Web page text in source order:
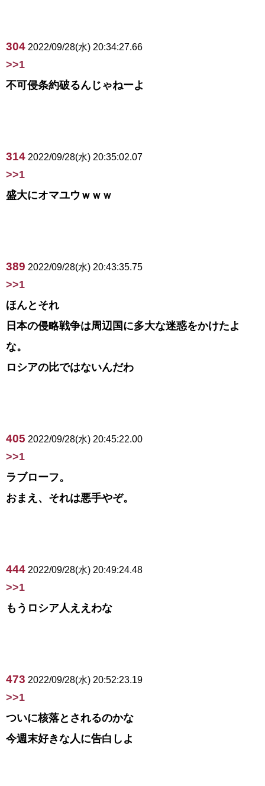
304 2022/09/28(水) 20:34:27.66
>>1
不可侵条約破るんじゃねーよ
314 2022/09/28(水) 20:35:02.07
>>1
盛大にオマユウｗｗｗ
389 2022/09/28(水) 20:43:35.75
>>1
ほんとそれ
日本の侵略戦争は周辺国に多大な迷惑をかけたよ
な。
ロシアの比ではないんだわ
405 2022/09/28(水) 20:45:22.00
>>1
ラブローフ。
おまえ、それは悪手やぞ。
444 2022/09/28(水) 20:49:24.48
>>1
もうロシア人ええわな
473 2022/09/28(水) 20:52:23.19
>>1
ついに核落とされるのかな
今週末好きな人に告白しよ